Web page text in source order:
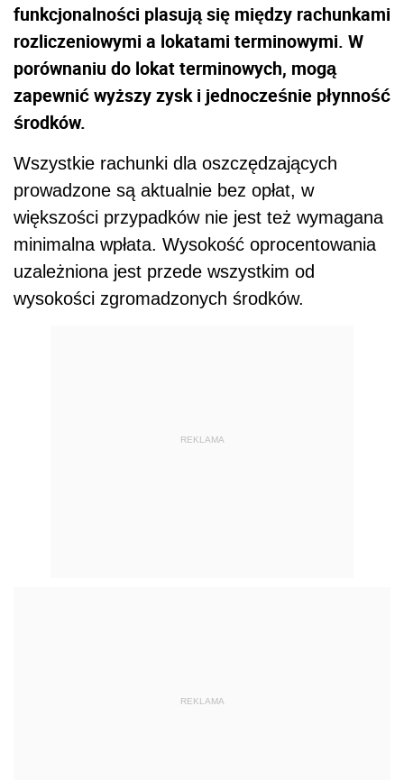
funkcjonalności plasują się między rachunkami
rozliczeniowymi a lokatami terminowymi. W
porównaniu do lokat terminowych, mogą
zapewnić wyższy zysk i jednocześnie płynność
środków.
Wszystkie rachunki dla oszczędzających
prowadzone są aktualnie bez opłat, w
większości przypadków nie jest też wymagana
minimalna wpłata. Wysokość oprocentowania
uzależniona jest przede wszystkim od
wysokości zgromadzonych środków.
REKLAMA
REKLAMA